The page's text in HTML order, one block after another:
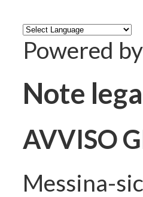
Powered by
Note
AVVISO
Messina-